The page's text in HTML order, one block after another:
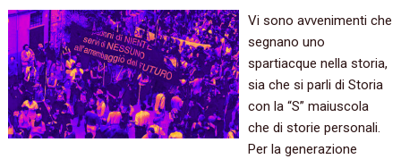
Vi sono avvenimenti che
segnano uno
spartiacque nella storia,
sia che si parli di Storia
con la “S” maiuscola
che di storie personali.
Per la generazione